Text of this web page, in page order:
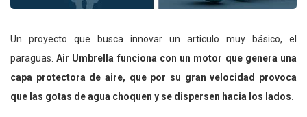
Un proyecto que busca innovar un articulo muy básico, el
paraguas.Air Umbrella funciona con un motor que genera una
capa protectora de aire, que por su gran velocidad provoca
que las gotas de agua choquen y se dispersen hacia los lados.